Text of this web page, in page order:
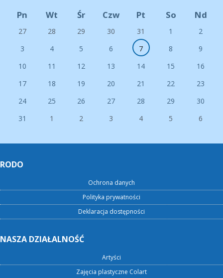
Pn Wt Śr Czw Pt So Nd
27 28 29 30 31 1
2
3
4 5 6 7 8
9
10
11 12 13 14 15
16
17
18 19 20 21 22
23
24
25 26 27 28 29
30
31
1 2 3 4 5 6
RODO
Ochrona danych
Polityka prywatności
Deklaracja dostępności
NASZA DZIAŁALNOŚĆ
Artyści
Zajęcia plastyczne Colart